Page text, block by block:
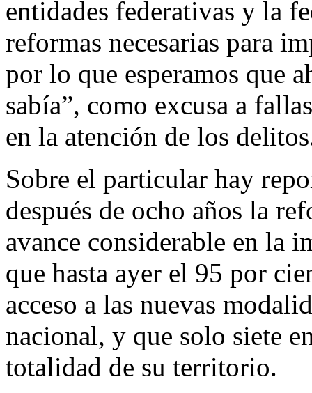
entidades federativas y la
reformas necesarias para
por lo que esperamos que
sabía”, como excusa a
en la atención de los
Sobre el particular hay
después de ocho años la
avance considerable en la
que hasta ayer el 95 por
acceso a las nuevas
nacional, y que solo siete
totalidad de su territorio.